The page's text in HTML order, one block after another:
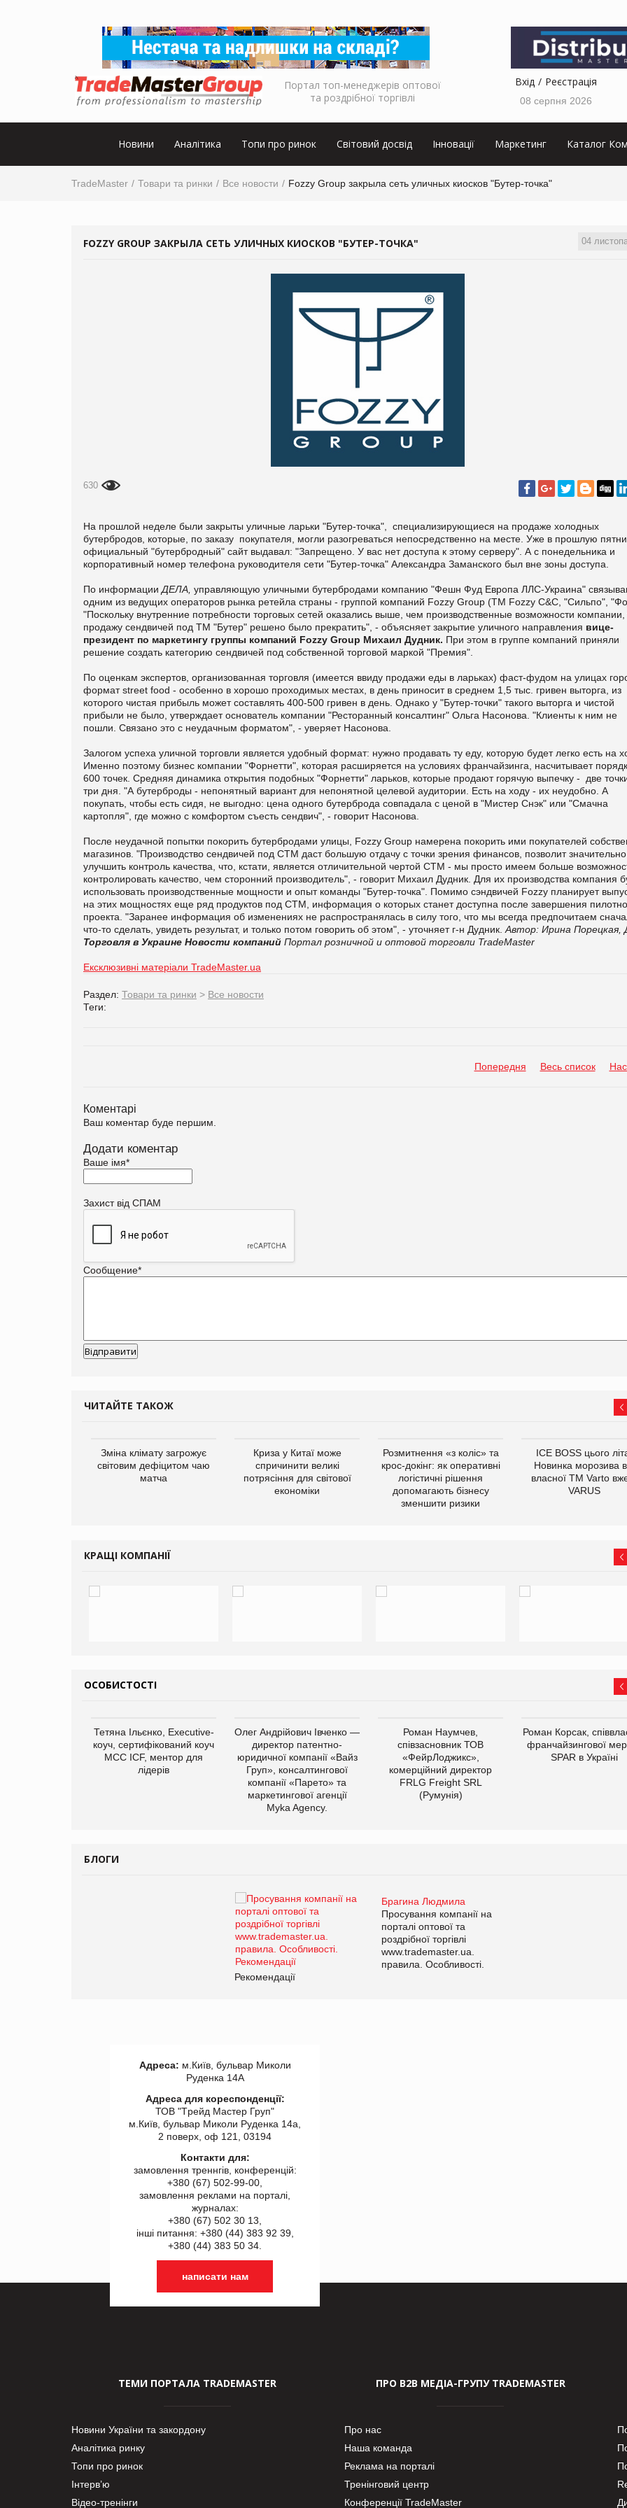
Портал топ-менеджерів оптової
та роздрібної торгівлі
Вхід Реєстрація
08 серпня 2026
Новини Аналітика Топи про ринок Світовий досвід Інновації Маркетинг Каталог
TradeMaster Товари та ринки Все новости Fozzy Group закрыла сеть уличных киосков "Бутер-точка"
04
FOZZY GROUP ЗАКРЫЛА СЕТЬ УЛИЧНЫХ КИОСКОВ "БУТЕР-ТОЧКА"
630
На прошлой неделе были закрыты уличные ларьки "Бутер-точка", специализирующиеся на продаже холодных
бутербродов, которые, по заказу покупателя, могли разогреваться непосредственно на месте. Уже в прошлую
официальный "бутербродный" сайт выдавал: "Запрещено. У вас нет доступа к этому серверу". А с понедельника и
корпоративный номер телефона руководителя сети "Бутер-точка" Александра Заманского был вне зоны доступа.
По информации ДЕЛА, управляющую уличными бутербродами компанию "Фешн Фуд Европа ЛЛС-Украина"
одним из ведущих операторов рынка ретейла страны - группой компаний Fozzy Group (ТМ Fozzy C&C, "Сильпо",
"Поскольку внутренние потребности торговых сетей оказались выше, чем производственные возможности компании,
продажу сендвичей под ТМ "Бутер" решено было прекратить", - объясняет закрытие уличного направления вице-
президент по маркетингу группы компаний Fozzy Group Михаил Дудник. При этом в группе компаний приняли
решение создать категорию сендвичей под собственной торговой маркой "Премия".
По оценкам экспертов, организованная торговля (имеется ввиду продажи еды в ларьках) фаст-фудом на улицах
формат street food - особенно в хорошо проходимых местах, в день приносит в среднем 1,5 тыс. гривен выторга, из
которого чистая прибыль может составлять 400-500 гривен в день. Однако у "Бутер-точки" такого выторга и чистой
прибыли не было, утверждает основатель компании "Ресторанный консалтинг" Ольга Насонова. "Клиенты к ним не
пошли. Связано это с неудачным форматом", - уверяет Насонова.
Залогом успеха уличной торговли является удобный формат: нужно продавать ту еду, которую будет легко есть на
Именно поэтому бизнес компании "Форнетти", которая расширяется на условиях франчайзинга, насчитывает
600 точек. Средняя динамика открытия подобных "Форнетти" ларьков, которые продают горячую выпечку - две
три дня. "А бутерброды - непонятный вариант для непонятной целевой аудитории. Есть на ходу - их неудобно. А
покупать, чтобы есть сидя, не выгодно: цена одного бутерброда совпадала с ценой в "Мистер Снэк" или "Смачна
картопля", где можно с комфортом съесть сендвич", - говорит Насонова.
После неудачной попытки покорить бутербродами улицы, Fozzy Group намерена покорить ими покупателей
магазинов. "Производство сендвичей под СТМ даст большую отдачу с точки зрения финансов, позволит значительно
улучшить контроль качества, что, кстати, является отличительной чертой СТМ - мы просто имеем больше
контролировать качество, чем сторонний производитель", - говорит Михаил Дудник. Для их производства компания
использовать производственные мощности и опыт команды "Бутер-точка". Помимо сэндвичей Fozzy планирует
на этих мощностях еще ряд продуктов под СТМ, информация о которых станет доступна после завершения
проекта. "Заранее информация об изменениях не распространялась в силу того, что мы всегда предпочитаем
что-то сделать, увидеть результат, и только потом говорить об этом", - уточняет г-н Дудник. Автор: Ирина
Торговля в Украине Новости компаний Портал розничной и оптовой торговли TradeMaster
Ексклюзивні матеріали TradeMaster.ua
Раздел: Товари та ринки > Все новости
Теги:
Попередня Весь список
Коментарі
Ваш коментар буде першим.
Додати коментар
Ваше імя*
Захист від СПАМ
Сообщение*
ЧИТАЙТЕ ТАКОЖ
Зміна клімату загрожує
світовим дефіцитом чаю
матча
Криза у Китаї може
спричинити великі
потрясіння для світової
економіки
Розмитнення «з коліс» та
крос-докінг: як оперативні
логістичні рішення
допомагають бізнесу
зменшити ризики
ICE BOSS цього
Новинка морозива
власної ТМ Varto
VARUS
КРАЩІ КОМПАНІЇ
ОСОБИСТОСТІ
Тетяна Ільєнко, Executive-
коуч, сертифікований коуч
МСС ICF, ментор для
лідерів
Олег Андрійович Івченко —
директор патентно-
юридичної компанії «Вайз
Груп», консалтингової
компанії «Парето» та
маркетингової агенції
Myka Agency.
Роман Наумчев,
співзасновник ТОВ
«ФейрЛоджикс»,
комерційний директор
FRLG Freight SRL
(Румунія)
Роман Корсак,
франчайзингової
SPAR в Україні
БЛОГИ
Брагина Людмила
Просування компанії на
порталі оптової та
роздрібної торгівлі
www.trademaster.ua.
правила. Особливості.
Рекомендації
Адреса: м.Київ, бульвар Миколи
Руденка 14А
Адреса для кореспонденції:
ТОВ "Tрейд Мастер Груп"
м.Київ, бульвар Миколи Руденка 14а,
2 поверх, оф 121, 03194
Контакти для:
замовлення треннгів, конференцій:
+380 (67) 502-99-00,
замовлення реклами на порталі,
журналах:
+380 (67) 502 30 13,
інші питання: +380 (44) 383 92 39,
+380 (44) 383 50 34.
написати нам
ТЕМИ ПОРТАЛА TRADEMASTER
Новини України та закордону
Аналітика ринку
Топи про ринок
Інтерв’ю
Відео-тренінги
ПРО В2В МЕДІА-ГРУПУ TRADEMASTER
Про нас
Наша команда
Реклама на порталі
Тренінговий центр
Конференції TradeMaster